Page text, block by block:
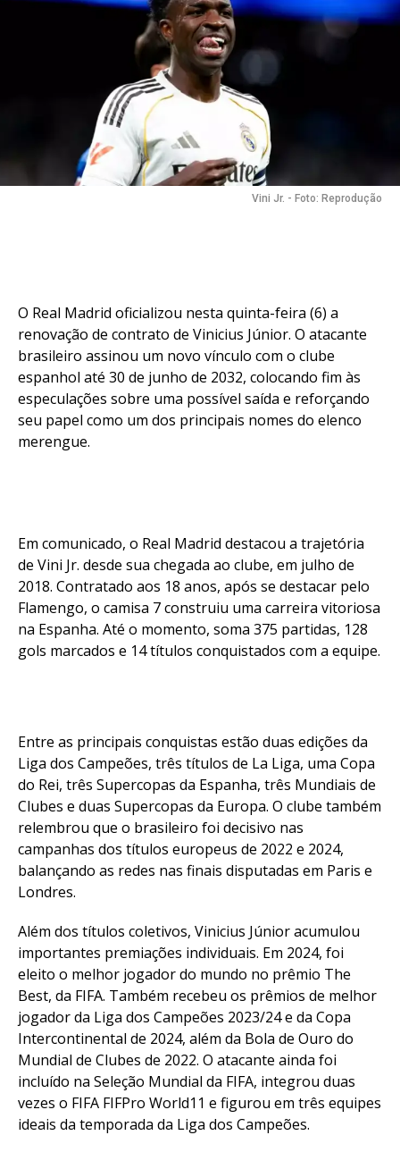
Vini Jr. - Foto: Reprodução
O Real Madrid oficializou nesta quinta-feira (6) a
renovação de contrato de Vinicius Júnior. O atacante
brasileiro assinou um novo vínculo com o clube
espanhol até 30 de junho de 2032, colocando fim às
especulações sobre uma possível saída e reforçando
seu papel como um dos principais nomes do elenco
merengue.
Em comunicado, o Real Madrid destacou a trajetória
de Vini Jr. desde sua chegada ao clube, em julho de
2018. Contratado aos 18 anos, após se destacar pelo
Flamengo, o camisa 7 construiu uma carreira vitoriosa
na Espanha. Até o momento, soma 375 partidas, 128
gols marcados e 14 títulos conquistados com a equipe.
Entre as principais conquistas estão duas edições da
Liga dos Campeões, três títulos de La Liga, uma Copa
do Rei, três Supercopas da Espanha, três Mundiais de
Clubes e duas Supercopas da Europa. O clube também
relembrou que o brasileiro foi decisivo nas
campanhas dos títulos europeus de 2022 e 2024,
balançando as redes nas finais disputadas em Paris e
Londres.
Além dos títulos coletivos, Vinicius Júnior acumulou
importantes premiações individuais. Em 2024, foi
eleito o melhor jogador do mundo no prêmio The
Best, da FIFA. Também recebeu os prêmios de melhor
jogador da Liga dos Campeões 2023/24 e da Copa
Intercontinental de 2024, além da Bola de Ouro do
Mundial de Clubes de 2022. O atacante ainda foi
incluído na Seleção Mundial da FIFA, integrou duas
vezes o FIFA FIFPro World11 e figurou em três equipes
ideais da temporada da Liga dos Campeões.